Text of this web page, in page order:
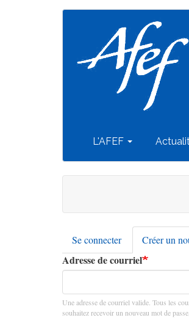
Navigation
principale
L'AFEF
Onglets
principaux
Se connecter Créer un
Adresse de courriel
Une adresse de courriel valide. Tous les
souhaitez recevoir un nouveau mot de